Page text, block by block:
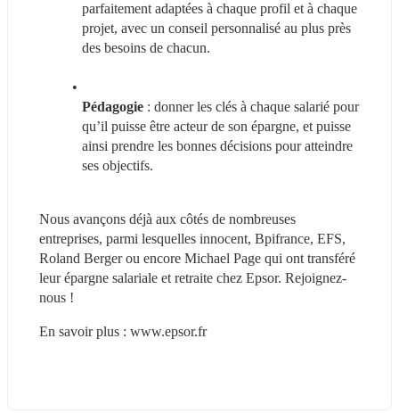
parfaitement adaptées à chaque profil et à chaque
projet, avec un conseil personnalisé au plus près
des besoins de chacun.
Pédagogie : donner les clés à chaque salarié pour
qu’il puisse être acteur de son épargne, et puisse
ainsi prendre les bonnes décisions pour atteindre
ses objectifs.
Nous avançons déjà aux côtés de nombreuses
entreprises, parmi lesquelles innocent, Bpifrance, EFS,
Roland Berger ou encore Michael Page qui ont transféré
leur épargne salariale et retraite chez Epsor. Rejoignez-
nous !
En savoir plus : www.epsor.fr